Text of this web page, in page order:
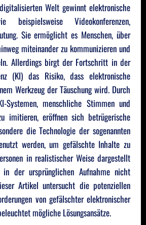
Welt gewinnt elektronische
beispielsweise Videokonferenzen,
Sie ermöglicht es Menschen, über
miteinander zu kommunizieren und
Allerdings birgt der Fortschritt in der
(KI) das Risiko, dass elektronische
Werkzeug der Täuschung wird. Durch
menschliche Stimmen und
imitieren, eröffnen sich betrügerische
die Technologie der sogenannten
werden, um gefälschte Inhalte zu
in realistischer Weise dargestellt
der ursprünglichen Aufnahme nicht
Artikel untersucht die potenziellen
von gefälschter elektronischer
mögliche Lösungsansätze.